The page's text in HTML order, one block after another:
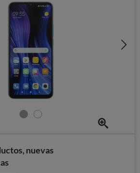
nuevas